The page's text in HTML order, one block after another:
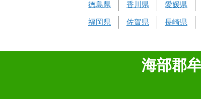
徳島県 香川県 愛媛県
福岡県 佐賀県 長崎県
海部郡